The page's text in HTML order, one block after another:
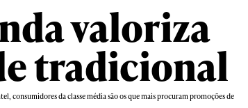
valoriza
tradicional
consumidores da classe média são os que mais procuram promoções de